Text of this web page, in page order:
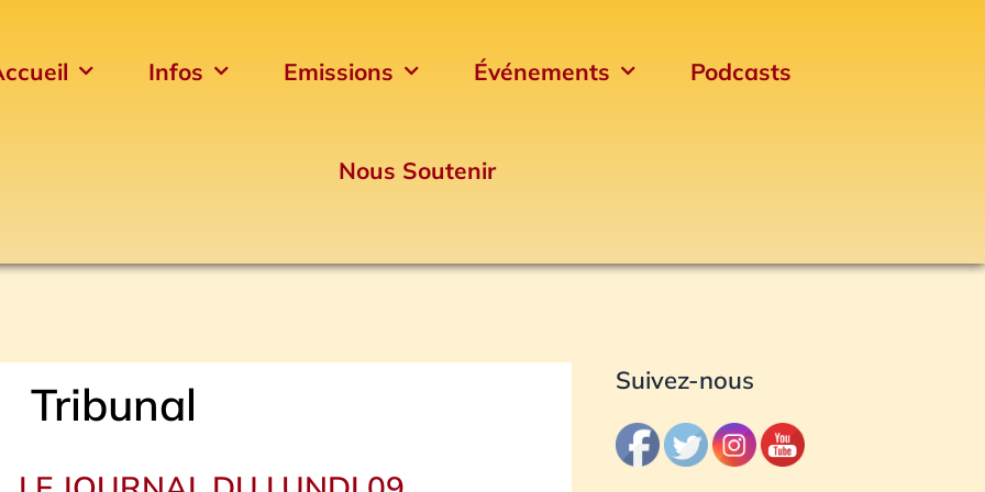
Infos Emissions Événements Podcasts
Nous Soutenir
Tribunal Suivez-nous
Archives